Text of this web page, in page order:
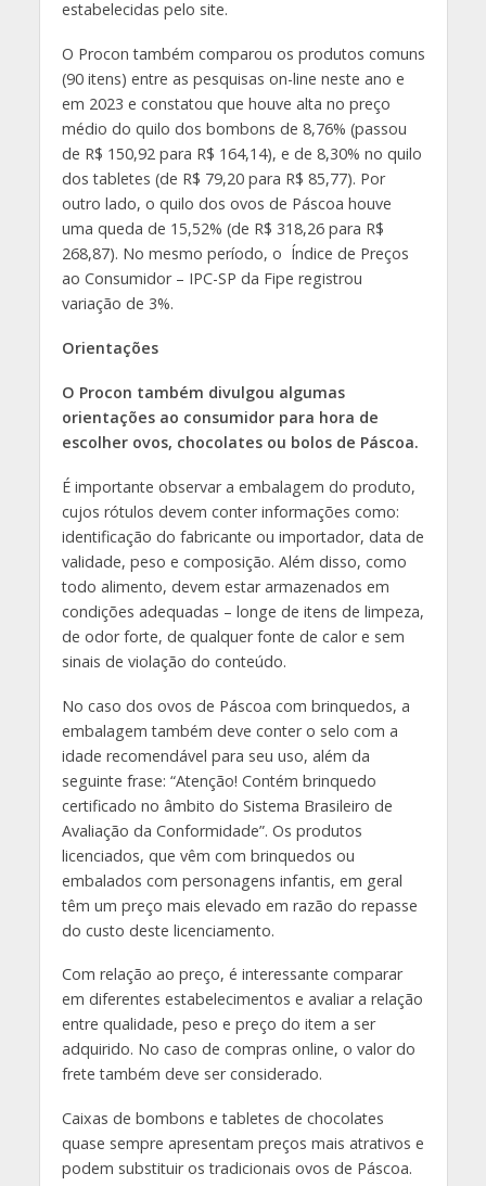
estabelecidas pelo site.
O Procon também comparou os produtos comuns
(90 itens) entre as pesquisas on-line neste ano e
em 2023 e constatou que houve alta no preço
médio do quilo dos bombons de 8,76% (passou
de R$ 150,92 para R$ 164,14), e de 8,30% no quilo
dos tabletes (de R$ 79,20 para R$ 85,77). Por
outro lado, o quilo dos ovos de Páscoa houve
uma queda de 15,52% (de R$ 318,26 para R$
268,87). No mesmo período, o Índice de Preços
ao Consumidor – IPC-SP da Fipe registrou
variação de 3%.
Orientações
O Procon também divulgou algumas
orientações ao consumidor para hora de
escolher ovos, chocolates ou bolos de Páscoa.
É importante observar a embalagem do produto,
cujos rótulos devem conter informações como:
identificação do fabricante ou importador, data de
validade, peso e composição. Além disso, como
todo alimento, devem estar armazenados em
condições adequadas – longe de itens de limpeza,
de odor forte, de qualquer fonte de calor e sem
sinais de violação do conteúdo.
No caso dos ovos de Páscoa com brinquedos, a
embalagem também deve conter o selo com a
idade recomendável para seu uso, além da
seguinte frase: “Atenção! Contém brinquedo
certificado no âmbito do Sistema Brasileiro de
Avaliação da Conformidade”. Os produtos
licenciados, que vêm com brinquedos ou
embalados com personagens infantis, em geral
têm um preço mais elevado em razão do repasse
do custo deste licenciamento.
Com relação ao preço, é interessante comparar
em diferentes estabelecimentos e avaliar a relação
entre qualidade, peso e preço do item a ser
adquirido. No caso de compras online, o valor do
frete também deve ser considerado.
Caixas de bombons e tabletes de chocolates
quase sempre apresentam preços mais atrativos e
podem substituir os tradicionais ovos de Páscoa.